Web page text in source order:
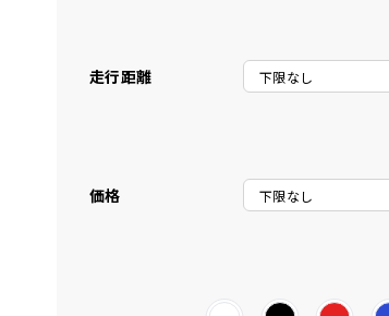
走行距離
価格